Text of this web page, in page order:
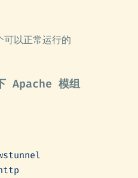
可以正常运行的
Apache 模组